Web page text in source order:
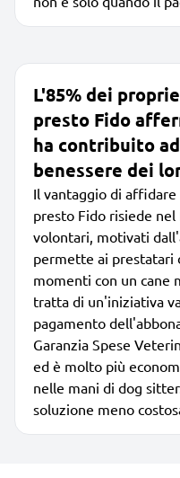
L'85% dei
presto Fido
ha contribuito
benessere dei
Il vantaggio di
presto Fido risiede
volontari, motivati
permette ai prestatari
momenti con un cane
tratta di un'iniziativa
pagamento
Garanzia Spese
ed è molto più
nelle mani di dog
soluzione meno